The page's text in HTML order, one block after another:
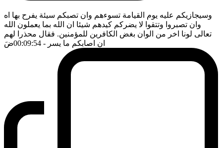
وسيجازيكم عليه يوم القيامة تسوءهم وان تصبكم سيئة يفرح بها اه
وان تصبروا وتتقوا لا يضركم كيدهم شيئا ان الله بما يعملون الله
تعالى لونا اخر من الوان بغض الكافرين للمؤمنين. فقال محذرا لهم
ان اصابكم ما يسر - 00:09:54 ضَ